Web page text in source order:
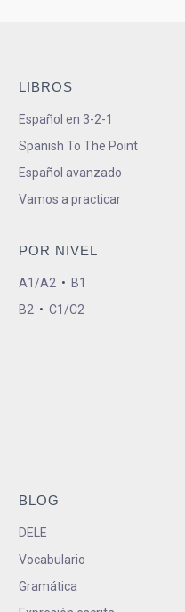
LIBROS
Español en 3-2-1
Spanish To The Point
Español avanzado
Vamos a practicar
POR NIVEL
A1/A2 • B1
B2 • C1/C2
BLOG
DELE
Vocabulario
Gramática